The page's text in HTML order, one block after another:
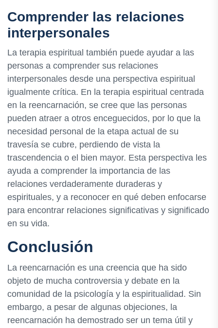
Comprender las relaciones
interpersonales
La terapia espiritual también puede ayudar a las
personas a comprender sus relaciones
interpersonales desde una perspectiva espiritual
igualmente crítica. En la terapia espiritual centrada
en la reencarnación, se cree que las personas
pueden atraer a otros enceguecidos, por lo que la
necesidad personal de la etapa actual de su
travesía se cubre, perdiendo de vista la
trascendencia o el bien mayor. Esta perspectiva les
ayuda a comprender la importancia de las
relaciones verdaderamente duraderas y
espirituales, y a reconocer en qué deben enfocarse
para encontrar relaciones significativas y significado
en su vida.
Conclusión
La reencarnación es una creencia que ha sido
objeto de mucha controversia y debate en la
comunidad de la psicología y la espiritualidad. Sin
embargo, a pesar de algunas objeciones, la
reencarnación ha demostrado ser un tema útil y